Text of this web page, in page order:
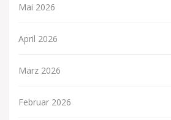
Mai 2026
April 2026
März 2026
Februar 2026